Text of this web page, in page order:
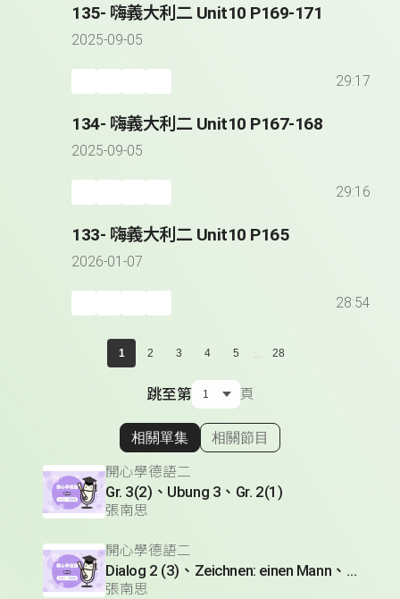
135- 嗨義大利二 Unit10 P169-171
2025-09-05
29:17
134- 嗨義大利二 Unit10 P167-168
2025-09-05
29:16
133- 嗨義大利二 Unit10 P165
2026-01-07
28:54
1 2 3 4 5 ... 28
跳至第 頁
顯示相關單集
相關單集 相關節目
開心學德語二
Gr. 3(2)、Ubung 3、Gr. 2(1)
張南思
開心學德語二
Dialog 2 (3)、Zeichnen: einen Mann、Lesetext 1(1)
張南思